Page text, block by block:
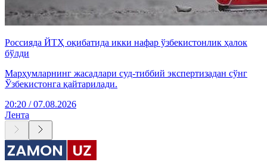
Россияда ЙТҲ оқибатида икки нафар ўзбекистонлик ҳалок
бўлди
Марҳумларнинг жасадлари суд-тиббий экспертизадан сўнг
Ўзбекистонга қайтарилади.
20:20 / 07.08.2026
Лента